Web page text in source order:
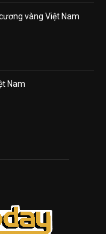
vàng Việt Nam
Nam